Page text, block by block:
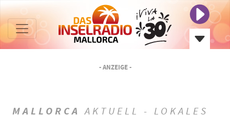
- ANZEIGE -
MALLORCA AKTUELL - LOKALES